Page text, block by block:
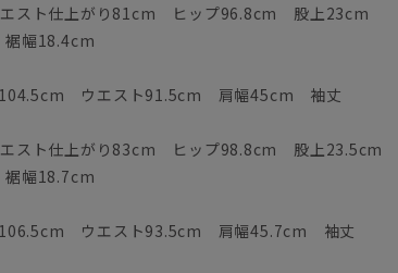
エスト仕上がり81cm ヒップ96.8cm 股上23cm
幅18.4cm
104.5cm ウエスト91.5cm 肩幅45cm 袖丈
エスト仕上がり83cm ヒップ98.8cm 股上23.5cm
幅18.7cm
106.5cm ウエスト93.5cm 肩幅45.7cm 袖丈